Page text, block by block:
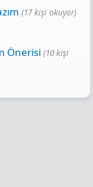
(17 kişi okuyor)
Önerisi (10 kişi